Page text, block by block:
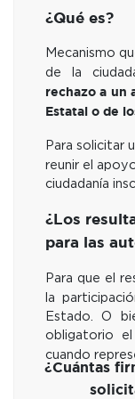
¿Qué es?
Mecanismo
de la
rechazo a un
Estatal o de
Para solicitar
reunir el
ciudadanía
¿Los
para las
Para que el
la
Estado. O
obligatorio
cuando
¿Cuántas